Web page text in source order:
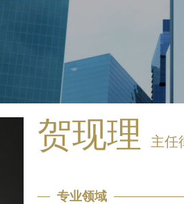
贺现理 主任
专业领域